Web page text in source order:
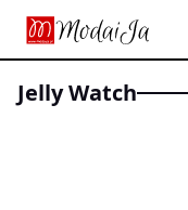
Jelly Watch